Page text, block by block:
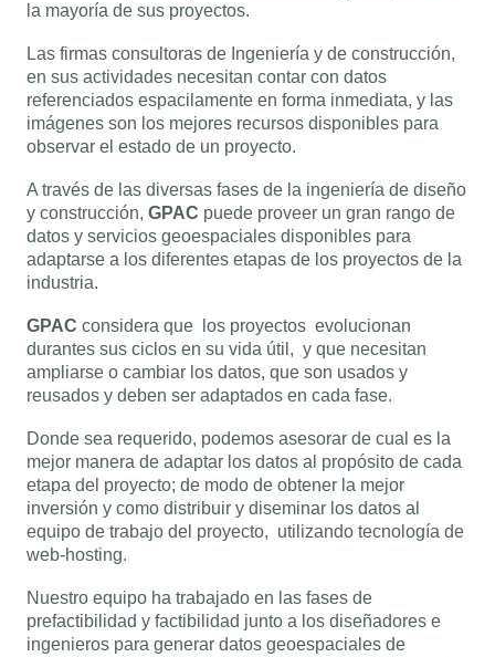
la mayoría de sus proyectos.
Las firmas consultoras de Ingeniería y de construcción,
en sus actividades necesitan contar con datos
referenciados espacilamente en forma inmediata, y las
imágenes son los mejores recursos disponibles para
observar el estado de un proyecto.
A través de las diversas fases de la ingeniería de diseño
y construcción,GPAC puede proveer un gran rango de
datos y servicios geoespaciales disponibles para
adaptarse a los diferentes etapas de los proyectos de la
industria.
GPAC considera que los proyectos evolucionan
durantes sus ciclos en su vida útil, y que necesitan
ampliarse o cambiar los datos, que son usados y
reusados y deben ser adaptados en cada fase.
Donde sea requerido, podemos asesorar de cual es la
mejor manera de adaptar los datos al propósito de cada
etapa del proyecto; de modo de obtener la mejor
inversión y como distribuir y diseminar los datos al
equipo de trabajo del proyecto, utilizando tecnología de
web-hosting.
Nuestro equipo ha trabajado en las fases de
prefactibilidad y factibilidad junto a los diseñadores e
ingenieros para generar datos geoespaciales de